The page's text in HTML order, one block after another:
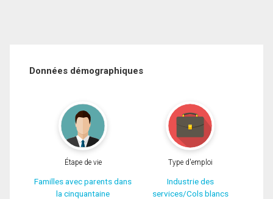
Données démographiques
Étape de vie
Familles avec parents dans
la cinquantaine
Type d'emploi
Industrie des
services/Cols blancs